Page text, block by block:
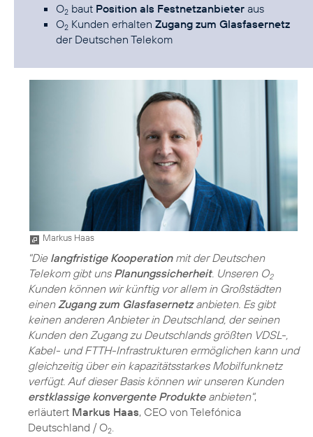
O2 baut Position als Festnetzanbieter aus
O2 Kunden erhalten Zugang zum Glasfasernetz
der Deutschen Telekom
Markus Haas
"Die langfristige Kooperationmit der Deutschen
Telekom gibt uns Planungssicherheit. Unseren O2
Kunden können wir künftig vor allem in Großstädten
einenZugang zum Glasfasernetzanbieten. Es gibt
keinen anderen Anbieter in Deutschland, der seinen
Kunden den Zugang zu Deutschlands größten VDSL-,
Kabel- und FTTH-Infrastrukturen ermöglichen kann und
gleichzeitig über ein kapazitätsstarkes Mobilfunknetz
verfügt. Auf dieser Basis können wir unseren Kunden
erstklassige konvergente Produkteanbieten",
erläutert Markus Haas, CEO von Telefónica
Deutschland / O2.